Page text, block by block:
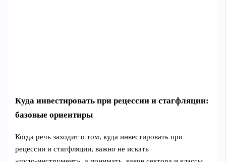
Куда инвестировать при рецессии и стагфляции:
базовые ориентиpы
Когда речь заходит о том, куда инвестировать при
рецессии и стагфляции, важно не искать